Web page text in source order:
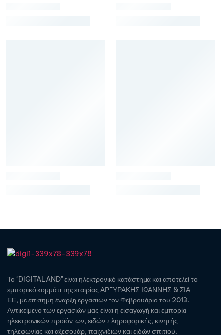
Το "DIGITALAND" είναι ηλεκτρονικό κατάστημα και αποτελεί το
εμπορικό κομμάτι της εταιρίας ΑΡΓΥΡΑΚΗΣ ΙΩΑΝΝΗΣ & ΣΙΑ
ΕΕ, με επίσημη έναρξη εργασιών τον Φεβρουάριο του 2013.
Αντικείμενο των εργασιών μας είναι η εισαγωγή και εμπορία
ηλεκτρονικών προϊόντων, ειδών πληροφορικής, κινητής
τηλεφωνίας και αξεσουάρ, παιχνιδιών και ειδών σπιτιού.